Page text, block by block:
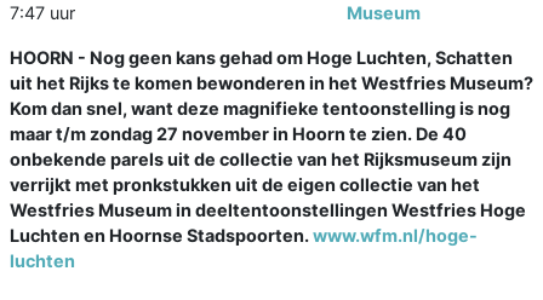
7:47 uur
Museum
HOORN - Nog geen kans gehad om Hoge Luchten, Schatten
uit het Rijks te komen bewonderen in het Westfries Museum?
Kom dan snel, want deze magnifieke tentoonstelling is nog
maar t/m zondag 27 november in Hoorn te zien. De 40
onbekende parels uit de collectie van het Rijksmuseum zijn
verrijkt met pronkstukken uit de eigen collectie van het
Westfries Museum in deeltentoonstellingen Westfries Hoge
Luchten en Hoornse Stadspoorten.www.wfm.nl/hoge-
luchten